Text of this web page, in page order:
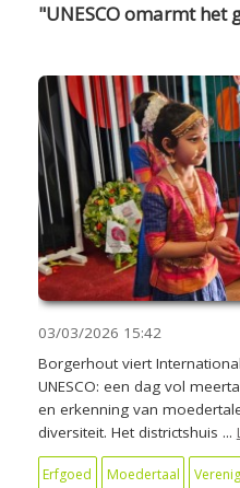
"UNESCO omarmt
03/03/2026 15:42
Borgerhout viert
UNESCO: een dag vol
en erkenning van
diversiteit. Het districtshuis ...
Erfgoed Moedertaal